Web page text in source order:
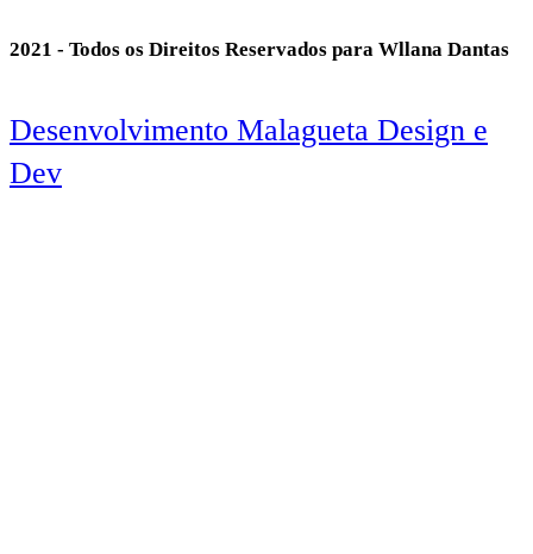
2021 - Todos os Direitos Reservados para Wllana Dantas
Desenvolvimento Malagueta Design e
Dev